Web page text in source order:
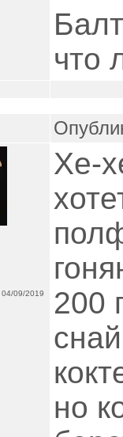
что
04/09/2019
Хе-
200
но